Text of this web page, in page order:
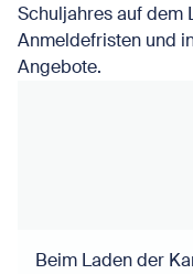
Schuljahres auf dem
Anmeldefristen und
Angebote.
Beim Laden der